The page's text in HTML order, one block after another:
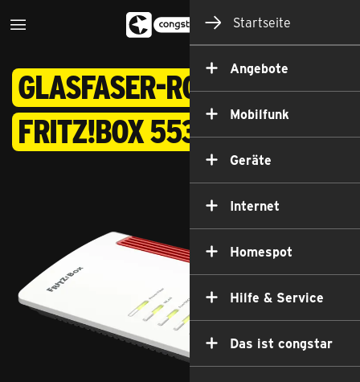
Startseite
Angebote
Mobilfunk
Geräte
Internet
Homespot
Hilfe & Service
Das ist congstar
Glasfaser-Router:
FRITZ!Box 5530 Fiber